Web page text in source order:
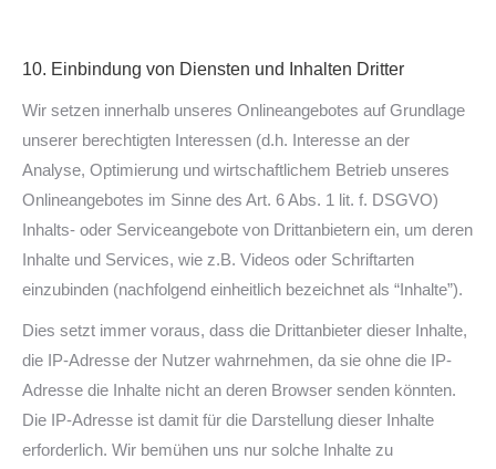
10. Einbindung von Diensten und Inhalten Dritter
Wir setzen innerhalb unseres Onlineangebotes auf Grundlage
unserer berechtigten Interessen (d.h. Interesse an der
Analyse, Optimierung und wirtschaftlichem Betrieb unseres
Onlineangebotes im Sinne des Art. 6 Abs. 1 lit. f. DSGVO)
Inhalts- oder Serviceangebote von Drittanbietern ein, um deren
Inhalte und Services, wie z.B. Videos oder Schriftarten
einzubinden (nachfolgend einheitlich bezeichnet als “Inhalte”).
Dies setzt immer voraus, dass die Drittanbieter dieser Inhalte,
die IP-Adresse der Nutzer wahrnehmen, da sie ohne die IP-
Adresse die Inhalte nicht an deren Browser senden könnten.
Die IP-Adresse ist damit für die Darstellung dieser Inhalte
erforderlich. Wir bemühen uns nur solche Inhalte zu